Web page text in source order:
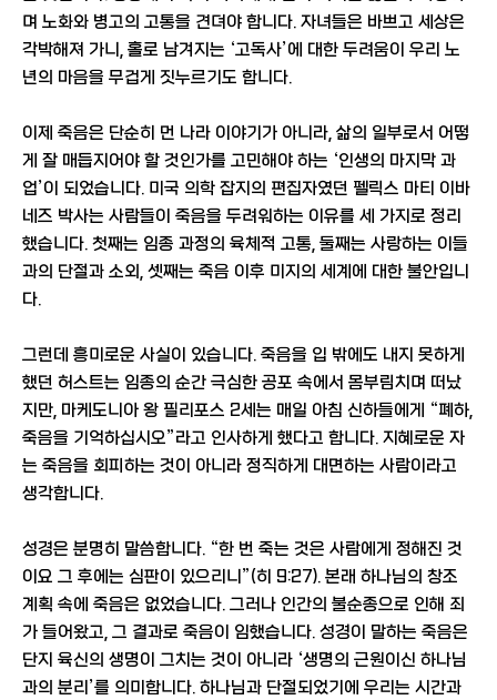
며 노화와 병고의 고통을 견뎌야 합니다. 자녀들은 바쁘고 세상은
각박해져 가니, 홀로 남겨지는 ‘고독사’에 대한 두려움이 우리 노
년의 마음을 무겁게 짓누르기도 합니다.
이제 죽음은 단순히 먼 나라 이야기가 아니라, 삶의 일부로서 어떻
게 잘 매듭지어야 할 것인가를 고민해야 하는 ‘인생의 마지막 과
업’이 되었습니다. 미국 의학 잡지의 편집자였던 펠릭스 마티 이바
네즈 박사는 사람들이 죽음을 두려워하는 이유를 세 가지로 정리
했습니다. 첫째는 임종 과정의 육체적 고통, 둘째는 사랑하는 이들
과의 단절과 소외, 셋째는 죽음 이후 미지의 세계에 대한 불안입니
다.
그런데 흥미로운 사실이 있습니다. 죽음을 입 밖에도 내지 못하게
했던 허스트는 임종의 순간 극심한 공포 속에서 몸부림치며 떠났
지만, 마케도니아 왕 필리포스 2세는 매일 아침 신하들에게 “폐하,
죽음을 기억하십시오”라고 인사하게 했다고 합니다. 지혜로운 자
는 죽음을 회피하는 것이 아니라 정직하게 대면하는 사람이라고
생각합니다.
성경은 분명히 말씀합니다. “한 번 죽는 것은 사람에게 정해진 것
이요 그 후에는 심판이 있으리니”(히 9:27). 본래 하나님의 창조
계획 속에 죽음은 없었습니다. 그러나 인간의 불순종으로 인해 죄
가 들어왔고, 그 결과로 죽음이 임했습니다. 성경이 말하는 죽음은
단지 육신의 생명이 그치는 것이 아니라 ‘생명의 근원이신 하나님
과의 분리’를 의미합니다. 하나님과 단절되었기에 우리는 시간과